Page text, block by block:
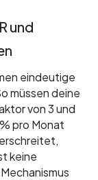
und
eindeutige
müssen deine
von 3 und
pro Monat
keine